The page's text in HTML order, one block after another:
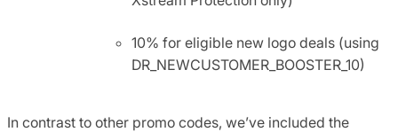
10% for eligible new logo deals (using
DR_NEWCUSTOMER_BOOSTER_10)
In contrast to other promo codes, we’ve included the